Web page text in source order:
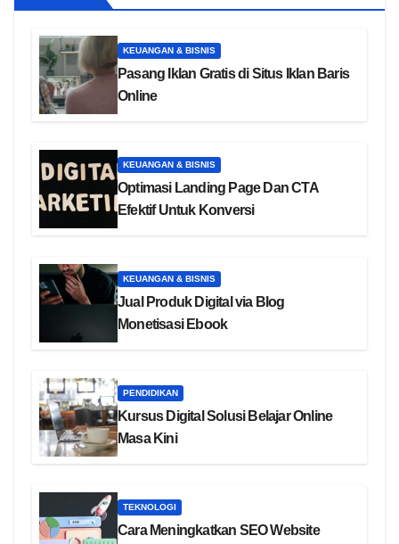
KEUANGAN & BISNIS
Pasang Iklan Gratis di Situs Iklan Baris
Online
KEUANGAN & BISNIS
Optimasi Landing Page Dan CTA
Efektif Untuk Konversi
KEUANGAN & BISNIS
Jual Produk Digital via Blog
Monetisasi Ebook
PENDIDIKAN
Kursus Digital Solusi Belajar Online
Masa Kini
TEKNOLOGI
Cara Meningkatkan SEO Website